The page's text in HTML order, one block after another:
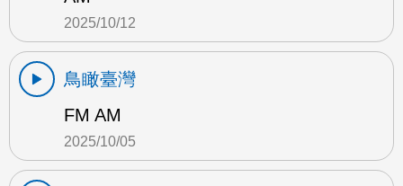
2025/10/12
鳥瞰臺灣
FM AM
2025/10/05